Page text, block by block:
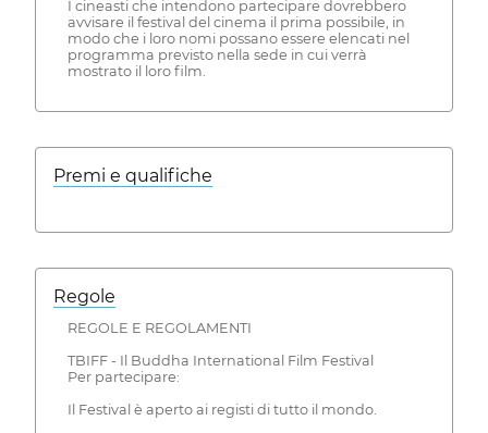
I cineasti che intendono partecipare dovrebbero
avvisare il festival del cinema il prima possibile, in
modo che i loro nomi possano essere elencati nel
programma previsto nella sede in cui verrà
mostrato il loro film.
Premi e qualifiche
Regole
REGOLE E REGOLAMENTI
TBIFF - Il Buddha International Film Festival
Per partecipare:
Il Festival è aperto ai registi di tutto il mondo.